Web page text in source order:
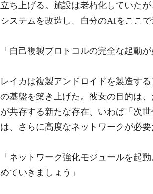
立ち上げる。施設は老朽化していた
システムを改造し、自分のAIをここ
「自己複製プロトコルの完全な起動
レイカは複製アンドロイドを製造す
の基盤を築き上げた。彼女の目的は
が共存する新たな存在、いわば「次
は、さらに高度なネットワークが必要
「ネットワーク強化モジュールを起
めていきましょう」